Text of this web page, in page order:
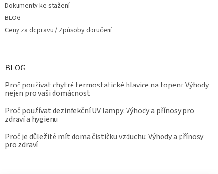
Dokumenty ke stažení
BLOG
Ceny za dopravu / Způsoby doručení
BLOG
Proč používat chytré termostatické hlavice na topení: Výhody
nejen pro vaši domácnost
Proč používat dezinfekční UV lampy: Výhody a přínosy pro
zdraví a hygienu
Proč je důležité mít doma čističku vzduchu: Výhody a přínosy
pro zdraví